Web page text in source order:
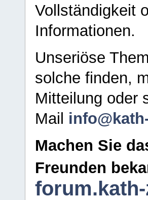
Vollständigkeit
Informationen.
Unseriöse
solche finden,
Mitteilung oder
Mail
Machen Sie
Freunden